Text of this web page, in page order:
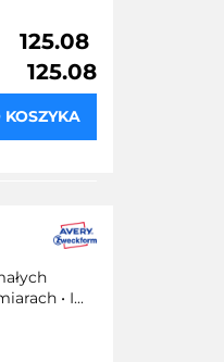
125.08
125.08
KOSZYKA
• I...